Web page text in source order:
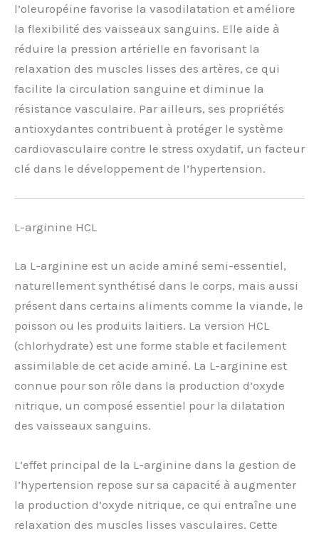
l’oleuropéine favorise la vasodilatation et améliore
la flexibilité des vaisseaux sanguins. Elle aide à
réduire la pression artérielle en favorisant la
relaxation des muscles lisses des artères, ce qui
facilite la circulation sanguine et diminue la
résistance vasculaire. Par ailleurs, ses propriétés
antioxydantes contribuent à protéger le système
cardiovasculaire contre le stress oxydatif, un facteur
clé dans le développement de l’hypertension.
L-arginine HCL
La L-arginine est un acide aminé semi-essentiel,
naturellement synthétisé dans le corps, mais aussi
présent dans certains aliments comme la viande, le
poisson ou les produits laitiers. La version HCL
(chlorhydrate) est une forme stable et facilement
assimilable de cet acide aminé. La L-arginine est
connue pour son rôle dans la production d’oxyde
nitrique, un composé essentiel pour la dilatation
des vaisseaux sanguins.
L’effet principal de la L-arginine dans la gestion de
l’hypertension repose sur sa capacité à augmenter
la production d’oxyde nitrique, ce qui entraîne une
relaxation des muscles lisses vasculaires. Cette